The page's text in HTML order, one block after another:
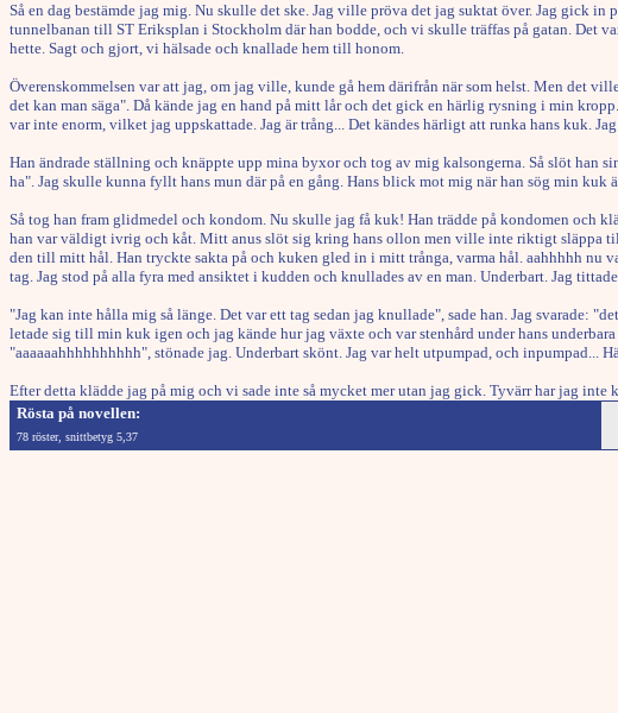
Så en dag bestämde jag mig. Nu skulle det ske. Jag ville pröva det jag suktat över. Jag gick
tunnelbanan till ST Eriksplan i Stockholm där han bodde, och vi skulle träffas på gatan. Det
hette. Sagt och gjort, vi hälsade och knallade hem till honom.
Överenskommelsen var att jag, om jag ville, kunde gå hem därifrån när som helst. Men det
det kan man säga". Då kände jag en hand på mitt lår och det gick en härlig rysning i min
var inte enorm, vilket jag uppskattade. Jag är trång... Det kändes härligt att runka hans kuk.
Han ändrade ställning och knäppte upp mina byxor och tog av mig kalsongerna. Så slöt
ha". Jag skulle kunna fyllt hans mun där på en gång. Hans blick mot mig när han sög min kuk
Så tog han fram glidmedel och kondom. Nu skulle jag få kuk! Han trädde på kondomen och
han var väldigt ivrig och kåt. Mitt anus slöt sig kring hans ollon men ville inte riktigt släppa
den till mitt hål. Han tryckte sakta på och kuken gled in i mitt trånga, varma hål. aahhhhh nu
tag. Jag stod på alla fyra med ansiktet i kudden och knullades av en man. Underbart. Jag
"Jag kan inte hålla mig så länge. Det var ett tag sedan jag knullade", sade han. Jag svarade:
letade sig till min kuk igen och jag kände hur jag växte och var stenhård under hans
"aaaaaahhhhhhhhhh", stönade jag. Underbart skönt. Jag var helt utpumpad, och inpumpad...
Efter detta klädde jag på mig och vi sade inte så mycket mer utan jag gick. Tyvärr har jag
Rösta på novellen:
78 röster, snittbetyg 5,37